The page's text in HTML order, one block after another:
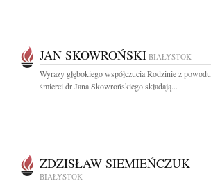
JAN SKOWROŃSKI BIAŁYSTOK
Wyrazy głębokiego współczucia Rodzinie z powodu
śmierci dr Jana Skowrońskiego składają...
ZDZISŁAW SIEMIEŃCZUK
BIAŁYSTOK